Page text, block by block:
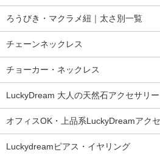
ろうびき・マクラメ紐｜太さ別一覧
チェーンネックレス
チョーカー・ネックレス
LuckyDream 大人の天然石アクセサリー
オフィスOK・上品系LuckyDreamアク
Luckydreamピアス・イヤリング